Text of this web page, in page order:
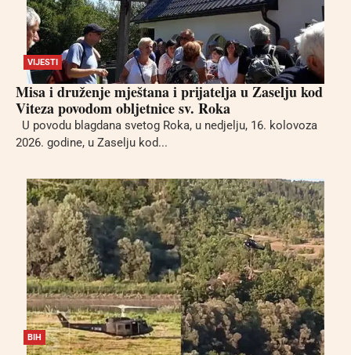
VIJESTI
Misa i druženje mještana i prijatelja u Zaselju kod
Viteza povodom obljetnice sv. Roka
U povodu blagdana svetog Roka, u nedjelju, 16. kolovoza
2026. godine, u Zaselju kod...
BIH